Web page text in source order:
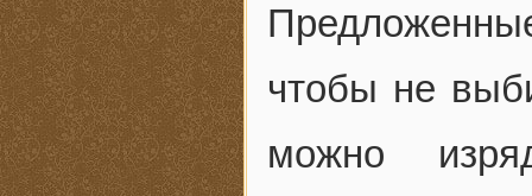
чтобы не
можно